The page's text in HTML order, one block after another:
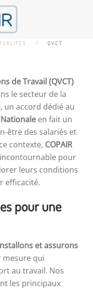
QVCT
de Travail (QVCT)
le secteur de la
un accord dédié au
en fait un
être des salariés et
contexte, COPAIR
pour
leurs conditions
efficacité.
pour une
et assurons
mesure qui
au travail. Nos
les principaux